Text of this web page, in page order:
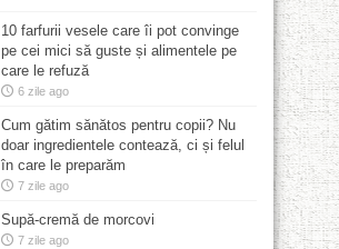
10 farfurii vesele care îi pot convinge
pe cei mici să guste și alimentele pe
care le refuză
6 zile ago
Cum gătim sănătos pentru copii? Nu
doar ingredientele contează, ci și felul
în care le preparăm
7 zile ago
Supă-cremă de morcovi
7 zile ago